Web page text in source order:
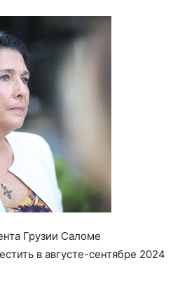
Грузии Саломе
в августе-сентябре 2024